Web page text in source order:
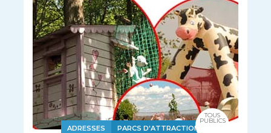
ADRESSES PARCS D'ATTRACTIONS
TOUS
PUBLICS